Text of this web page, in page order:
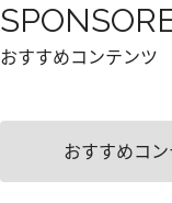
おすすめコンテンツ
おすすめコ